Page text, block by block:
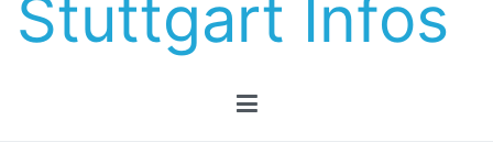
Stuttgart Infos